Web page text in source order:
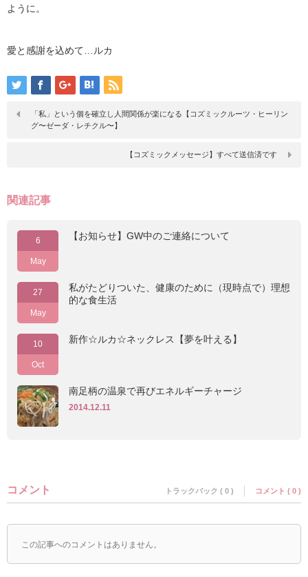
ように。
愛と感謝を込めて…ルカ
「私」という個を確立し人間関係が楽になる【コズミックルーツ・ヒーリン
グ〜ゼーダ・レチクル〜】
【コズミックメッセージ】すべて送信済です
関連記事
6
May
【お知らせ】GW中のご連絡について
27
May
私がたどりついた、健康のために（現時点で）理想
的な食生活
10
Oct
新作☆ルカ☆ネックレス【夢を叶える】
南足柄の温泉で再びエネルギーチャージ
2014.12.11
コメント トラックバック ( 0 ) コメント ( 0 )
この記事へのコメントはありません。